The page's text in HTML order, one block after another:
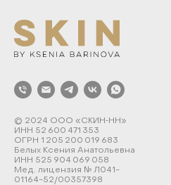
© 2024 ООО «СКИН‑НН»
ИНН 52 600 471 353
ОГРН 1 205 200 019 683
Белых Ксения Анатольевна
ИНН 525 904 069 058
Мед. лицензия № Л041-
01164-52/00357398